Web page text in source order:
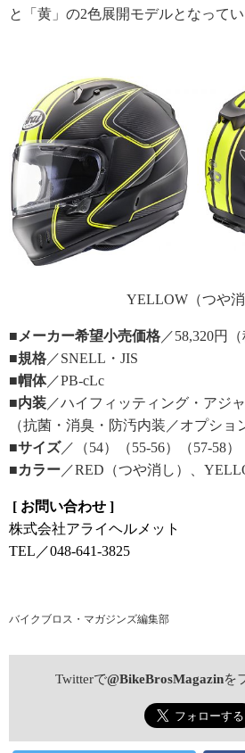
と「黄」の2色展開モデルとなってい
YELLOW（つや消
■メーカー希望小売価格 ／58,320円
■規格 ／SNELL・JIS
■帽体／PB-cLc
■内装 ／ハイフィッティング・アジ
（抗菌・消臭・防汚内装／オプショ
■サイズ／（54）（55-56）（57-58）
■カラー ／RED（つや消し）、
[ お問い合わせ ]
株式会社アライヘルメット
TEL／048-641-3825
バイクブロス・マガジンズ編集部
Twitterで@BikeBrosMagazinを